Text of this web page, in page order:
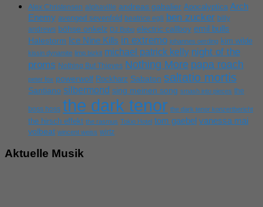
Alex Christensen alphaville andreas gabalier Apocalyptica Arch
Enemy avenged sevenfold beatrice egli ben zucker billy
andrews böhse onkelz DJ Bobo electric callboy emil bulls
Halestorm Ice Nine Kills in extremo johannes oerding kim wilde
kissin dynamite limp bizkit michael patrick kelly night of the
proms Nothing But Thieves Nothing More papa roach
peter fox powerwolf Rockharz Sabaton saltatio mortis
Santiano silbermond sing meinen song smash into pieces the
boss hoss the dark tenor the dark tenor konzertbericht
the hirsch effekt the rasmus Tokio Hotel tom gaebel vanessa mai
volbeat wincent weiss wirtz
Aktuelle Musik